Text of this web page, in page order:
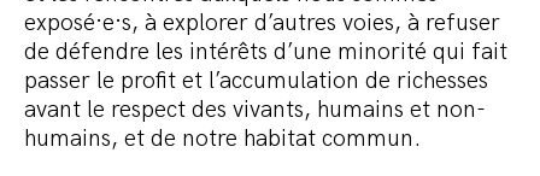
exposé·e·s, à explorer d’autres voies, à refuser
de défendre les intérêts d’une minorité qui fait
passer le profit et l’accumulation de richesses
avant le respect des vivants, humains et non-
humains, et de notre habitat commun.